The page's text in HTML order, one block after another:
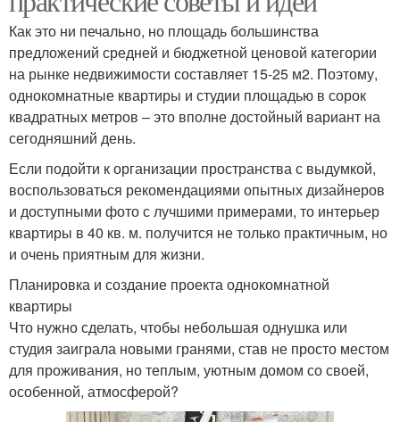
Как это ни печально, но площадь большинства
предложений средней и бюджетной ценовой категории
на рынке недвижимости составляет 15-25 м2. Поэтому,
однокомнатные квартиры и студии площадью в сорок
квадратных метров – это вполне достойный вариант на
сегодняшний день.
Если подойти к организации пространства с выдумкой,
воспользоваться рекомендациями опытных дизайнеров
и доступными фото с лучшими примерами, то интерьер
квартиры в 40 кв. м. получится не только практичным, но
и очень приятным для жизни.
Планировка и создание проекта однокомнатной
квартиры
Что нужно сделать, чтобы небольшая однушка или
студия заиграла новыми гранями, став не просто местом
для проживания, но теплым, уютным домом со своей,
особенной, атмосферой?